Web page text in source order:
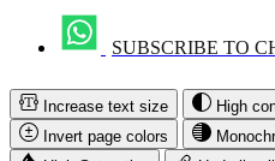
SUBSCRIBE TO
Increase text size
High
Invert page colors